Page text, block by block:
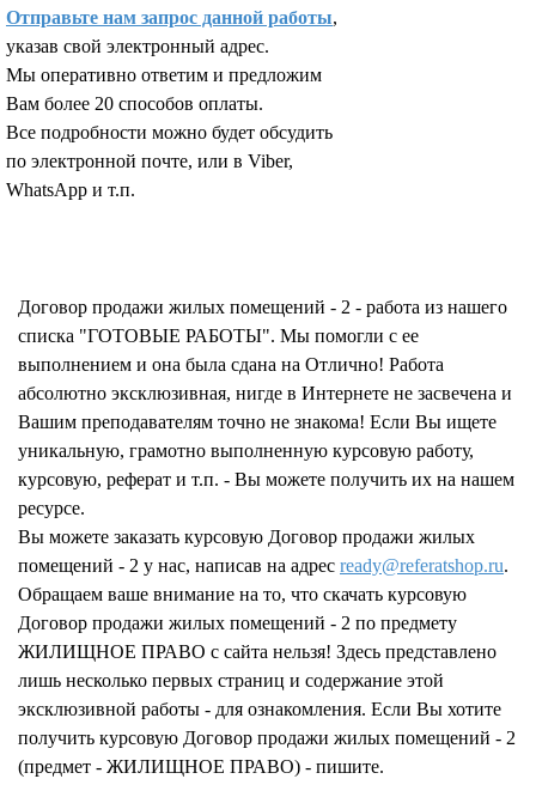
Отправьте нам запрос данной работы,
указав свой электронный адрес.
Мы оперативно ответим и предложим
Вам более 20 способов оплаты.
Все подробности можно будет обсудить
по электронной почте, или в Viber,
WhatsApp и т.п.
Договор продажи жилых помещений - 2 - работа из нашего
списка "ГОТОВЫЕ РАБОТЫ". Мы помогли с ее
выполнением и она была сдана на Отлично! Работа
абсолютно эксклюзивная, нигде в Интернете не засвечена и
Вашим преподавателям точно не знакома! Если Вы ищете
уникальную, грамотно выполненную курсовую работу,
курсовую, реферат и т.п. - Вы можете получить их на нашем
ресурсе.
Вы можете заказать курсовую Договор продажи жилых
помещений - 2 у нас, написав на адрес ready@referatshop.ru.
Обращаем ваше внимание на то, что скачать курсовую
Договор продажи жилых помещений - 2 по предмету
ЖИЛИЩНОЕ ПРАВО с сайта нельзя! Здесь представлено
лишь несколько первых страниц и содержание этой
эксклюзивной работы - для ознакомления. Если Вы хотите
получить курсовую Договор продажи жилых помещений - 2
(предмет - ЖИЛИЩНОЕ ПРАВО) - пишите.